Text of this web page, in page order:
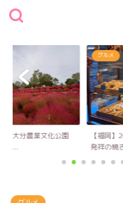
！大分農業文化公園
キ...
グルメ
【福岡
発祥の焼